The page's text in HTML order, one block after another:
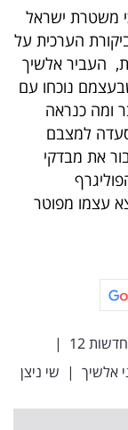
משטרת ישראל
הערכית על
העביר אלשיך
נוכחו עם
ומה כנראה
למצבם
את מבדקי
עצמו מפוטר
חדשות 12
|
אלשיך | שי ניצן